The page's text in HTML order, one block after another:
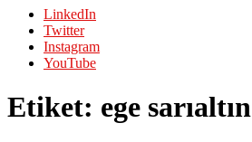
LinkedIn
Twitter
Instagram
YouTube
Etiket: ege sarıaltın